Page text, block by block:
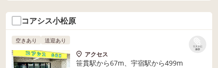
コアシス小松原
リストに
保存
空きあり 送迎あり
アクセス
笹貫駅から67m、宇宿駅から499m